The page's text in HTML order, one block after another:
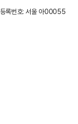
등록번호: 서울 아00055